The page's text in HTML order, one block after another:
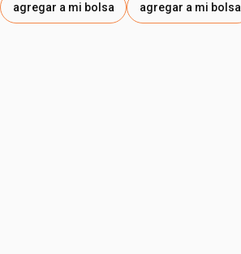
agregar a mi bolsa agregar a mi bolsa